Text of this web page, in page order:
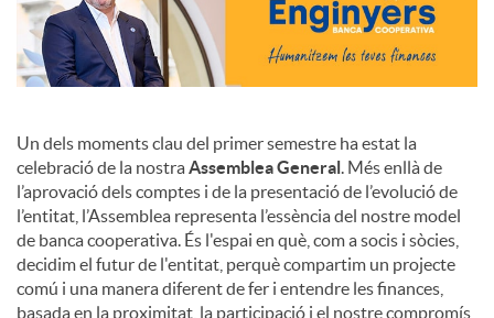
Un dels moments clau del primer semestre ha estat la
celebració de la nostra Assemblea General . Més enllà de
l’aprovació dels comptes i de la presentació de l’evolució de
l’entitat, l’Assemblea representa l’essència del nostre model
de banca cooperativa. És l'espai en què, com a socis i sòcies,
decidim el futur de l'entitat, perquè compartim un projecte
comú i una manera diferent de fer i entendre les finances,
basada en la proximitat, la participació i el nostre compromís